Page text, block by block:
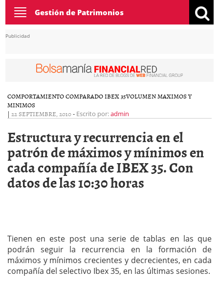
Toggle
navigation
Gestión de Patrimonios
Publicidad
COMPORTAMIENTO COMPARADO IBEX 35VOLUMEN MAXIMOS Y
MINIMOS
| 22 SEPTIEMBRE, 2010- Escrito por:admin
Estructura y recurrencia en el
patrón de máximos y mínimos en
cada compañía de IBEX 35. Con
datos de las 10:30 horas
Tienen en este post una serie de tablas en las que
podrán seguir la recurrencia en la formación de
máximos y mínimos crecientes y decrecientes, en cada
compañía del selectivo Ibex 35, en las últimas sesiones.